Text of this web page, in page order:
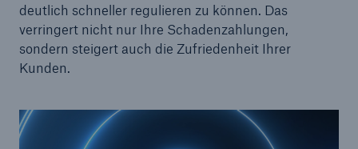
deutlich schneller regulieren zu können. Das
verringert nicht nur Ihre Schadenzahlungen,
sondern steigert auch die Zufriedenheit Ihrer
Kunden.